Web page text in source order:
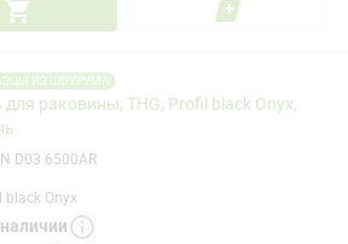
ИЗ ШОУРУМА
для раковины, THG, Profil black Onyx,
D03 6500AR
black Onyx